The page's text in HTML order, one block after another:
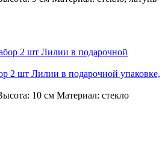
2 шт Лилии в подарочной упаковке,
10 см Материал: стекло